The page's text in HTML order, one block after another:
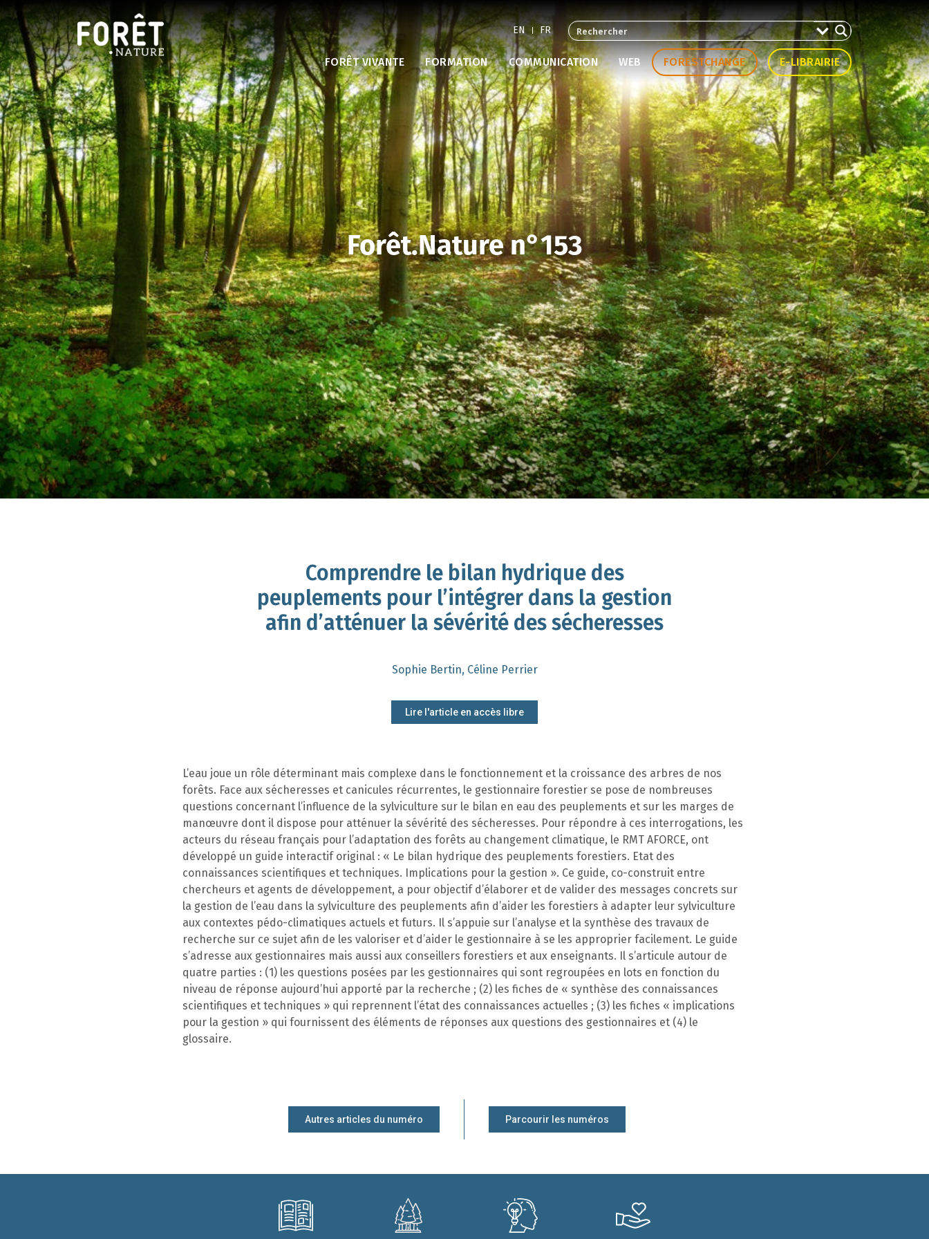
EN FR
FORÊT VIVANTE FORMATION COMMUNICATION WEB FORESTCHANGE E-LIBRAIRIE
Forêt.Nature n°153
Comprendre le bilan hydrique des
peuplements pour l’intégrer dans la gestion
afin d’atténuer la sévérité des sécheresses
Sophie Bertin, Céline Perrier
Lire l'article en accès libre
L’eau joue un rôle déterminant mais complexe dans le fonctionnement et la croissance des arbres de nos
forêts. Face aux sécheresses et canicules récurrentes, le gestionnaire forestier se pose de nombreuses
questions concernant l’influence de la sylviculture sur le bilan en eau des peuplements et sur les marges de
manœuvre dont il dispose pour atténuer la sévérité des sécheresses. Pour répondre à ces interrogations, les
acteurs du réseau français pour l’adaptation des forêts au changement climatique, le RMT AFORCE, ont
développé un guide interactif original : « Le bilan hydrique des peuplements forestiers. Etat des
connaissances scientifiques et techniques. Implications pour la gestion ». Ce guide, co-construit entre
chercheurs et agents de développement, a pour objectif d’élaborer et de valider des messages concrets sur
la gestion de l’eau dans la sylviculture des peuplements afin d’aider les forestiers à adapter leur sylviculture
aux contextes pédo-climatiques actuels et futurs. Il s’appuie sur l’analyse et la synthèse des travaux de
recherche sur ce sujet afin de les valoriser et d’aider le gestionnaire à se les approprier facilement. Le guide
s’adresse aux gestionnaires mais aussi aux conseillers forestiers et aux enseignants. Il s’articule autour de
quatre parties : (1) les questions posées par les gestionnaires qui sont regroupées en lots en fonction du
niveau de réponse aujourd’hui apporté par la recherche ; (2) les fiches de « synthèse des connaissances
scientifiques et techniques » qui reprennent l’état des connaissances actuelles ; (3) les fiches « implications
pour la gestion » qui fournissent des éléments de réponses aux questions des gestionnaires et (4) le
glossaire.
Autres articles du numéro Parcourir les numéros